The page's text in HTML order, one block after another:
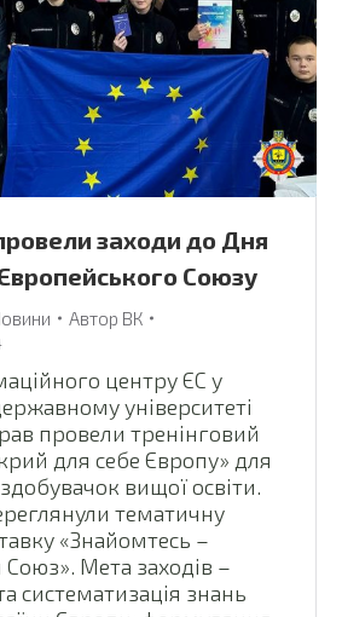
заходи до Дня
Союзу
Автор ВК
центру ЄС у
університеті
провели тренінговий
для себе Європу» для
вищої освіти.
тематичну
«Знайомтесь ­–
Мета заходів –
систематизація знань